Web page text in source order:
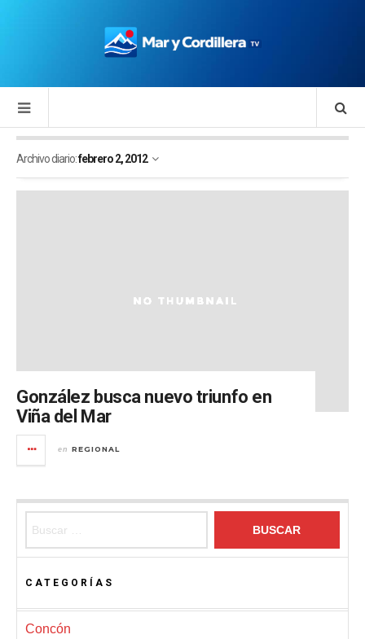
Archivo diario:febrero 2, 2012
González busca nuevo triunfo en
Viña del Mar
en REGIONAL
CATEGORÍAS
Concón